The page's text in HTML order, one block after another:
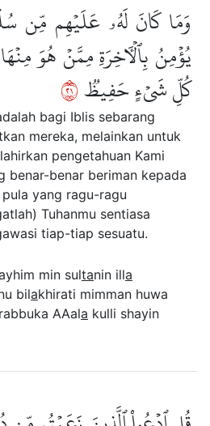
وَمَا كَانَ لَهُۥ عَلَيۡهِم مِّن
يُؤۡمِنُ بِٱلۡأٓخِرَةِ مِمَّنۡ هُوَ
كُلِّ شَيۡءٍ حَفِيظٞ١٢
bagi Iblis sebarang
mereka, melainkan untuk
pengetahuan Kami
benar-benar beriman kepada
yang ragu-ragu
Tuhanmu sentiasa
tiap-tiap sesuatu.
min sultanin illa
bilakhirati mimman huwa
AAala kulli shayin